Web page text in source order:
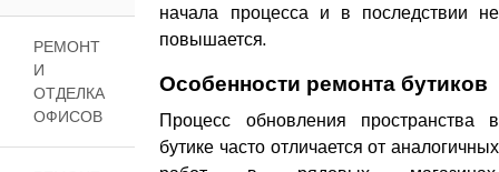
начала процесса и в последствии не
повышается.
Особенности ремонта бутиков
Процесс обновления пространства в
бутике часто отличается от аналогичных
РЕМОНТ
И
ОТДЕЛКА
ОФИСОВ